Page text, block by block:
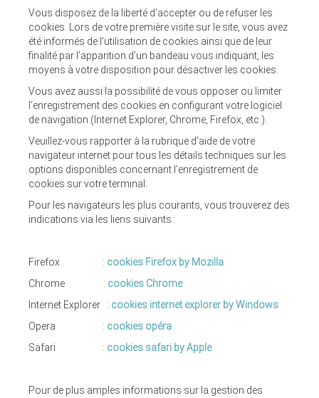
Vous disposez de la liberté d’accepter ou de refuser les
cookies. Lors de votre première visite sur le site, vous avez
été informés de l’utilisation de cookies ainsi que de leur
finalité par l’apparition d’un bandeau vous indiquant, les
moyens à votre disposition pour désactiver les cookies.
Vous avez aussi la possibilité de vous opposer ou limiter
l’enregistrement des cookies en configurant votre logiciel
de navigation (Internet Explorer, Chrome, Firefox, etc.).
Veuillez-vous rapporter à la rubrique d’aide de votre
navigateur internet pour tous les détails techniques sur les
options disponibles concernant l’enregistrement de
cookies sur votre terminal.
Pour les navigateurs les plus courants, vous trouverez des
indications via les liens suivants :
Firefox : cookies Firefox by Mozilla
Chrome : cookies Chrome
Internet Explorer : cookies internet explorer by Windows
Opera : cookies opéra
Safari : cookies safari by Apple
Pour de plus amples informations sur la gestion des